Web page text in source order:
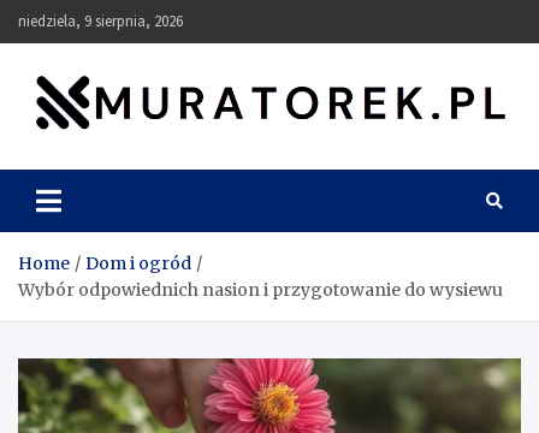
Skip
to
niedziela, 9 sierpnia, 2026
muratorek.pl
Home
Dom i ogród
Wybór odpowiednich nasion i przygotowanie do wysiewu